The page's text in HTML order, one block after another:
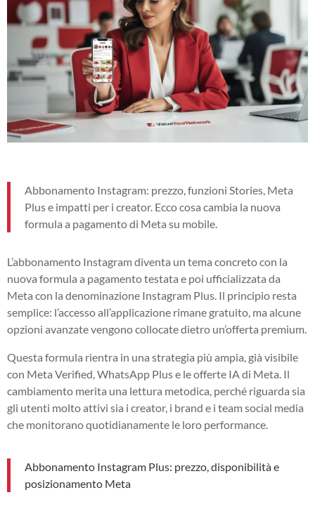
Abbonamento Instagram: prezzo, funzioni Stories, Meta
Plus e impatti per i creator. Ecco cosa cambia la nuova
formula a pagamento di Meta su mobile.
L’abbonamento Instagram diventa un tema concreto con la
nuova formula a pagamento testata e poi ufficializzata da
Meta con la denominazione Instagram Plus. Il principio resta
semplice: l’accesso all’applicazione rimane gratuito, ma alcune
opzioni avanzate vengono collocate dietro un’offerta premium.
Questa formula rientra in una strategia più ampia, già visibile
con Meta Verified, WhatsApp Plus e le offerte IA di Meta. Il
cambiamento merita una lettura metodica, perché riguarda sia
gli utenti molto attivi sia i creator, i brand e i team social media
che monitorano quotidianamente le loro performance.
Abbonamento Instagram Plus: prezzo, disponibilità e
posizionamento Meta